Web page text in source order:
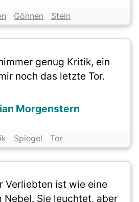
Gönnen Stein
genug Kritik, ein
noch das letzte Tor.
Morgenstern
Spiegel Tor
Verliebten ist wie eine
Nebel. Sie leuchtet, aber